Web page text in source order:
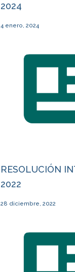
2024
4 enero, 2024
RESOLUCIÓN
2022
28 diciembre, 2022